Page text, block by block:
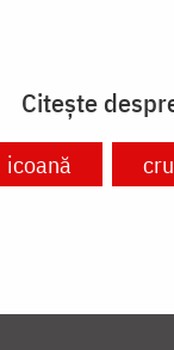
Citește
icoană